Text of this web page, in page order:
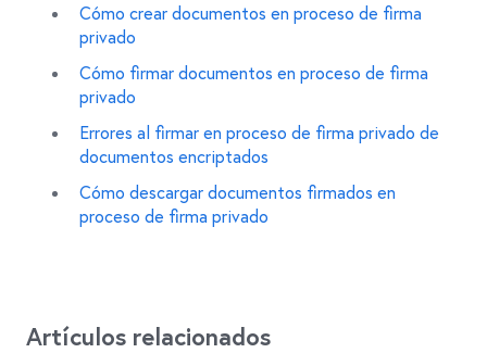
Cómo crear documentos en proceso de firma
privado
Cómo firmar documentos en proceso de firma
privado
Errores al firmar en proceso de firma privado de
documentos encriptados
Cómo descargar documentos firmados en
proceso de firma privado
Artículos relacionados